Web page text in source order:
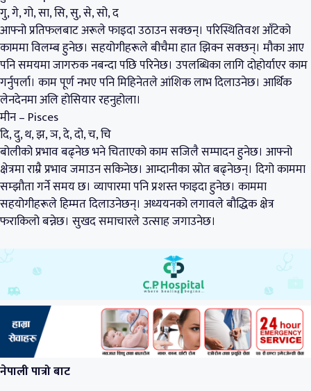
गु, गे, गो, सा, सि, सु, से, सो, द
आफ्नो प्रतिफलबाट अरूले फाइदा उठाउन सक्छन्। परिस्थितिवश आँटेको
काममा विलम्ब हुनेछ। सहयोगीहरूले बीचैमा हात झिक्न सक्छन्। मौका आए
पनि समयमा जागरुक नबन्दा पछि परिनेछ। उपलब्धिका लागि दोहोर्याएर काम
गर्नुपर्ला। काम पूर्ण नभए पनि मिहिनेतले आंशिक लाभ दिलाउनेछ। आर्थिक
लेनदेनमा अलि होसियार रहनुहोला।
मीन – Pisces
दि, दु, थ, झ, ञ, दे, दो, च, चि
बोलीको प्रभाव बढ्नेछ भने चिताएको काम सजिलै सम्पादन हुनेछ। आफ्नो
क्षेत्रमा राम्रै प्रभाव जमाउन सकिनेछ। आम्दानीका स्रोत बढ्नेछन्। दिगो काममा
सम्झौता गर्ने समय छ। व्यापारमा पनि प्रशस्त फाइदा हुनेछ। काममा
सहयोगीहरूले हिम्मत दिलाउनेछन्। अध्ययनको लगावले बौद्धिक क्षेत्र
फराकिलो बन्नेछ। सुखद समाचारले उत्साह जगाउनेछ।
नेपाली पात्रो बाट